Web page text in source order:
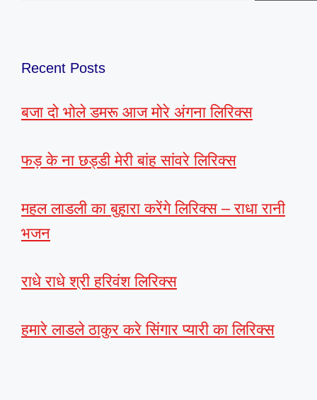
Recent Posts
बजा दो भोले डमरू आज मोरे अंगना लिरिक्स
फड़ के ना छड्डी मेरी बांह सांवरे लिरिक्स
महल लाडली का बुहारा करेंगे लिरिक्स – राधा रानी
भजन
राधे राधे श्री हरिवंश लिरिक्स
हमारे लाडले ठाकुर करे सिंगार प्यारी का लिरिक्स